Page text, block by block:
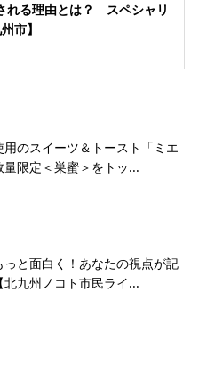
れる理由とは？ スペシャリ
市】
用のスイーツ＆トースト「ミエ
限定＜巣蜜＞をトッ...
っと面白く！あなたの視点が記
北九州ノコト市民ライ...